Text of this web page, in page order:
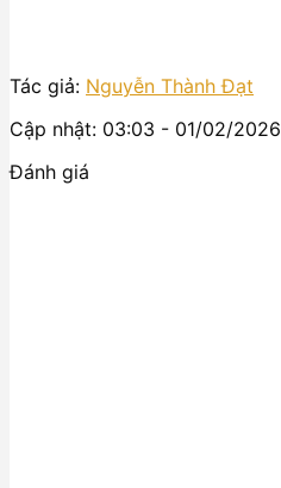
Tác giả: Nguyễn Thành Đạt
Cập nhật: 03:03 - 01/02/2026
Đánh giá